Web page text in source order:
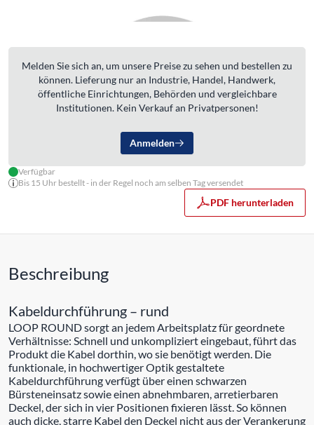
Melden Sie sich an, um unsere Preise zu sehen und bestellen zu
können. Lieferung nur an Industrie, Handel, Handwerk,
öffentliche Einrichtungen, Behörden und vergleichbare
Institutionen. Kein Verkauf an Privatpersonen!
Anmelden
Verfügbar
Bis 15 Uhr bestellt - in der Regel noch am selben Tag versendet
PDF herunterladen
Beschreibung
Kabeldurchführung – rund
LOOP ROUND sorgt an jedem Arbeitsplatz für geordnete
Verhältnisse: Schnell und unkompliziert eingebaut, führt das
Produkt die Kabel dorthin, wo sie benötigt werden. Die
funktionale, in hochwertiger Optik gestaltete
Kabeldurchführung verfügt über einen schwarzen
Bürsteneinsatz sowie einen abnehmbaren, arretierbaren
Deckel, der sich in vier Positionen fixieren lässt. So können
auch dicke, starre Kabel den Deckel nicht aus der Verankerung